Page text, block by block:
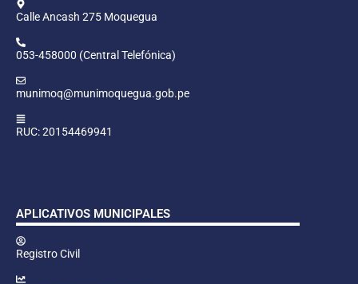
Calle Ancash 275 Moquegua
053-458000 (Central Telefónica)
munimoq@munimoquegua.gob.pe
RUC: 20154469941
APLICATIVOS MUNICIPALES
Registro Civil